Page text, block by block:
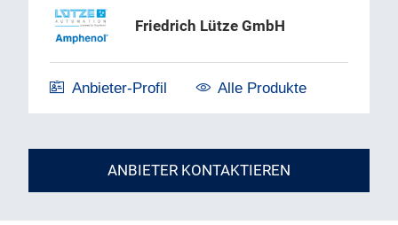
Friedrich Lütze GmbH
Anbieter-Profil Alle Produkte
ANBIETER KONTAKTIEREN